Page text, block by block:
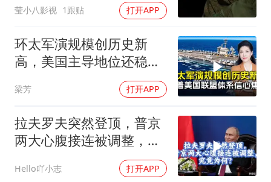
莹小八影视 1跟贴 打开APP
环太军演规模创历史新
高，美国主导地位还稳得
梁芳 打开APP
拉夫罗夫突然登顶，普京
两大心腹接连被调整，究
Hello吖小志 打开APP